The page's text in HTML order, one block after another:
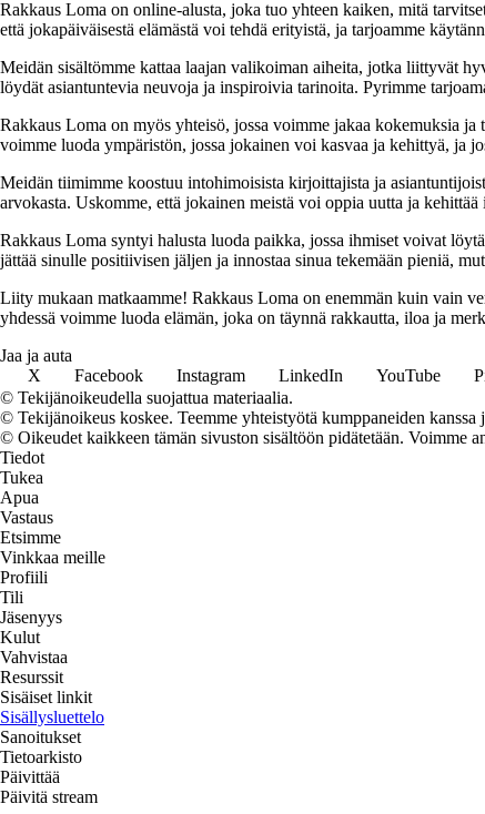
Rakkaus Loma on online-alusta, joka tuo yhteen kaiken, mitä
että jokapäiväisestä elämästä voi tehdä erityistä, ja tarjoamme
Meidän sisältömme kattaa laajan valikoiman aiheita, jotka liittyvät
löydät asiantuntevia neuvoja ja inspiroivia tarinoita. Pyrimme
Rakkaus Loma on myös yhteisö, jossa voimme jakaa kokemuksia
voimme luoda ympäristön, jossa jokainen voi kasvaa ja kehittyä, ja
Meidän tiimimme koostuu intohimoisista kirjoittajista ja
arvokasta. Uskomme, että jokainen meistä voi oppia uutta ja
Rakkaus Loma syntyi halusta luoda paikka, jossa ihmiset voivat
jättää sinulle positiivisen jäljen ja innostaa sinua tekemään pieniä,
Liity mukaan matkaamme! Rakkaus Loma on enemmän kuin vain
yhdessä voimme luoda elämän, joka on täynnä rakkautta, iloa ja
Jaa ja auta
X
Facebook Instagram LinkedIn YouTube
© Tekijänoikeudella suojattua materiaalia.
© Tekijänoikeus koskee. Teemme yhteistyötä kumppaneiden
© Oikeudet kaikkeen tämän sivuston sisältöön pidätetään. Voimme
Tiedot
Tukea
Apua
Vastaus
Etsimme
Vinkkaa meille
Profiili
Tili
Jäsenyys
Kulut
Vahvistaa
Resurssit
Sisäiset linkit
Sisällysluettelo
Sanoitukset
Tietoarkisto
Päivittää
Päivitä stream